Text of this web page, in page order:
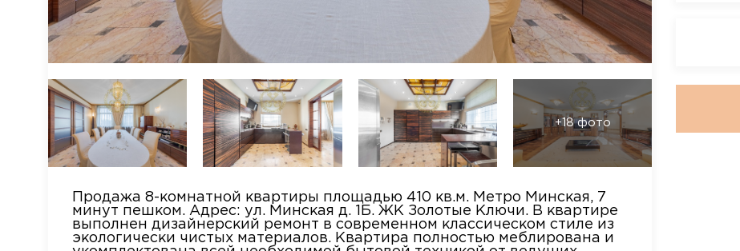
+18 фото
Продажа 8-комнатной квартиры площадью 410 кв.м. Метро Минская, 7
минут пешком. Адрес: ул. Минская д. 1Б. ЖК Золотые Ключи. В квартире
выполнен дизайнерский ремонт в современном классическом стиле из
экологически чистых материалов. Квартира полностью меблирована и